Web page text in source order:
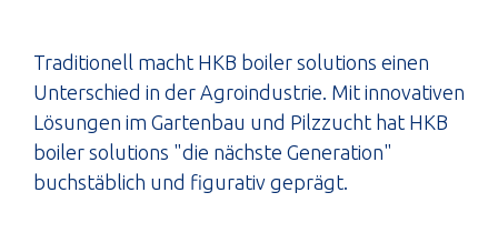
Traditionell macht HKB boiler solutions einen
Unterschied in der Agroindustrie. Mit innovativen
Lösungen im Gartenbau und Pilzzucht hat HKB
boiler solutions "die nächste Generation"
buchstäblich und figurativ geprägt.